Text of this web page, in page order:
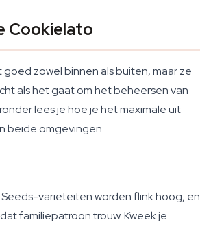
Cookielato
zowel binnen als buiten, maar ze
als het gaat om het beheersen van
lees je hoe je het maximale uit
beide omgevingen.
variëteiten worden flink hoog, en
familiepatroon trouw. Kweek je